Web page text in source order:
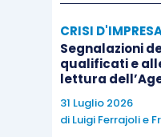
la
pagamento.
CRISI
Segnalazioni
qualificati e
lettura
31 Luglio 2026
di Luigi Ferrajolie